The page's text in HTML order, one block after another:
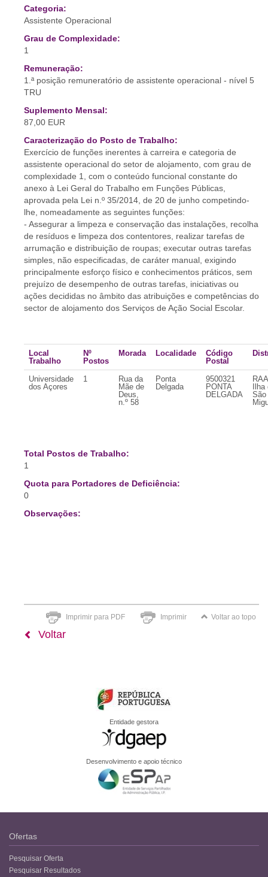
Categoria:
Assistente Operacional
Grau de Complexidade:
1
Remuneração:
1.ª posição remuneratório de assistente operacional - nível 5
TRU
Suplemento Mensal:
87,00 EUR
Caracterização do Posto de Trabalho:
Exercício de funções inerentes à carreira e categoria de
assistente operacional do setor de alojamento, com grau de
complexidade 1, com o conteúdo funcional constante do
anexo à Lei Geral do Trabalho em Funções Públicas,
aprovada pela Lei n.º 35/2014, de 20 de junho competindo-
lhe, nomeadamente as seguintes funções:
- Assegurar a limpeza e conservação das instalações, recolha
de resíduos e limpeza dos contentores, realizar tarefas de
arrumação e distribuição de roupas; executar outras tarefas
simples, não especificadas, de caráter manual, exigindo
principalmente esforço físico e conhecimentos práticos, sem
prejuízo de desempenho de outras tarefas, iniciativas ou
ações decididas no âmbito das atribuições e competências do
sector de alojamento dos Serviços de Ação Social Escolar.
Local
Trabalho
Nº
Postos
Morada Localidade
Código
Postal
Universidade
dos Açores
1
Rua da
Mãe de
Deus,
n.º 58
Ponta
Delgada
9500321
PONTA
DELGADA
São
Total Postos de Trabalho:
1
Quota para Portadores de Deficiência:
0
Observações:
Imprimir para PDF Imprimir Voltar ao topo
Voltar
Entidade gestora
Desenvolvimento e apoio técnico
Ofertas
Pesquisar Oferta
Pesquisar Resultados